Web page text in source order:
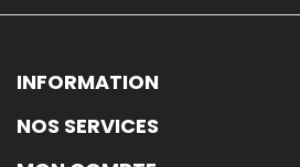
INFORMATION
NOS SERVICES